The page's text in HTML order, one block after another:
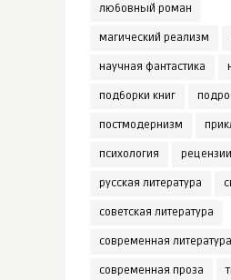
любовный роман
магический реализм
научная фантастика
подборки книг
постмодернизм
психология рецензии
русская литература
советская литература
современная литература
современная проза